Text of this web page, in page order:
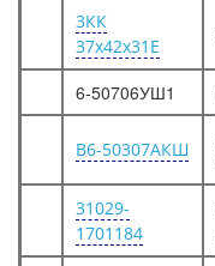
3КК
37х42х31Е
6-50706УШ1
В6-50307АКШ
31029-
1701184